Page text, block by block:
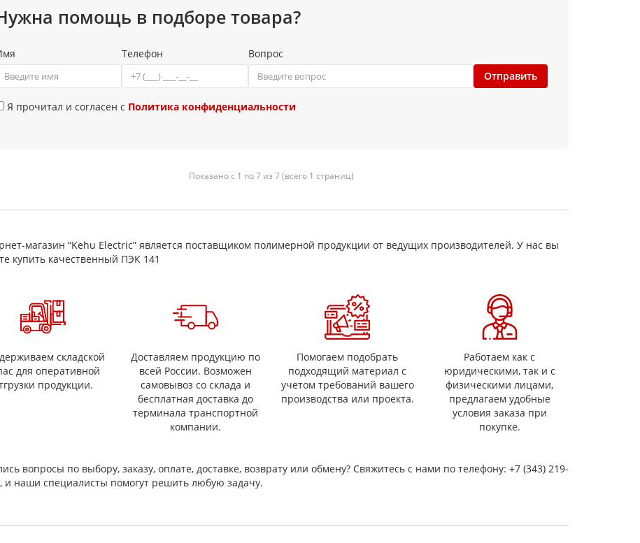
помощь в подборе товара?
Телефон
Вопрос
Отправить
Я прочитал и согласен с Политика конфиденциальности
Показано с 1 по 7 из 7 (всего 1 страниц)
магазин “Kehu Electric” является поставщиком полимерной продукции от ведущих производителей. У нас вы
купить качественный ПЭК 141
складской
для оперативной
продукции.
Доставляем продукцию по
всей России. Возможен
самовывоз со склада и
бесплатная доставка до
терминала транспортной
компании.
Помогаем подобрать
подходящий материал с
учетом требований вашего
производства или проекта.
Работаем как с
юридическими, так и с
физическими лицами,
предлагаем удобные
условия заказа при
покупке.
вопросы по выбору, заказу, оплате, доставке, возврату или обмену? Свяжитесь с нами по телефону: +7 (343) 219-
и наши специалисты помогут решить любую задачу.